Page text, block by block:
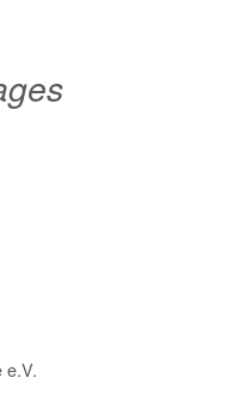
e.V.